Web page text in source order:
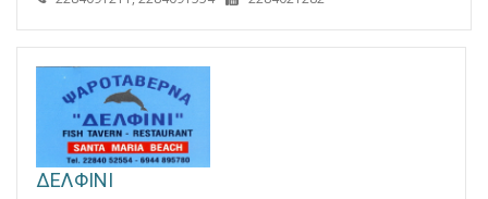
ΔΕΛΦΙΝΙ